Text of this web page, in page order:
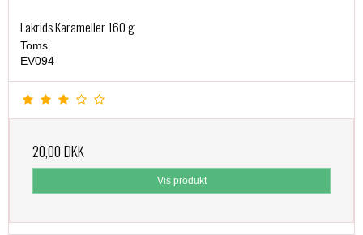
Lakrids Karameller 160 g
Toms
EV094
20,00 DKK
Vis produkt